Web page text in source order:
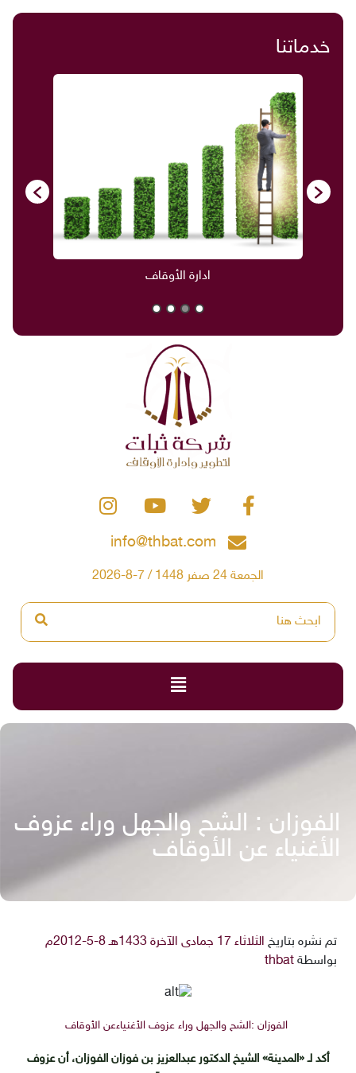
خدماتنا
ادارة الأوقاف
info@thbat.com
الجمعة 24 صفر 1448 / 7-8-2026
الفوزان : الشح والجهل وراء عزوف
الأغنياء عن الأوقاف
تم نشره بتاريخ الثلاثاء 17 جمادى الآخرة 1433هـ 8-5-2012م
بواسطة thbat
الفوزان :الشح والجهل وراء عزوف الأغنياءعن الأوقاف
أكد لـ «المدينة» الشيخ الدكتور عبدالعزيز بن فوزان الفوزان، أن عزوف